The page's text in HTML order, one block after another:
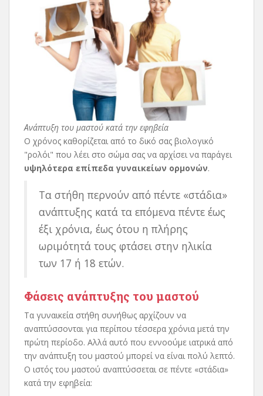
Ανάπτυξη του μαστού κατά την εφηβεία
Ο χρόνος καθορίζεται από το δικό σας βιολογικό
"ρολόι" που λέει στο σώμα σας να αρχίσει να παράγει
υψηλότερα επίπεδα γυναικείων ορμονών.
Τα στήθη περνούν από πέντε «στάδια»
ανάπτυξης κατά τα επόμενα πέντε έως
έξι χρόνια, έως ότου η πλήρης
ωριμότητά τους φτάσει στην ηλικία
των 17 ή 18 ετών.
Φάσεις ανάπτυξης του μαστού
Τα γυναικεία στήθη συνήθως αρχίζουν να
αναπτύσσονται για περίπου τέσσερα χρόνια μετά την
πρώτη περίοδο. Αλλά αυτό που εννοούμε ιατρικά από
την ανάπτυξη του μαστού μπορεί να είναι πολύ λεπτό.
Ο ιστός του μαστού αναπτύσσεται σε πέντε «στάδια»
κατά την εφηβεία: